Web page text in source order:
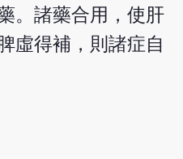
。諸藥合用，使肝
虛得補，則諸症自